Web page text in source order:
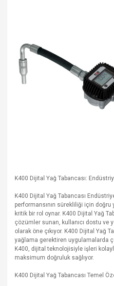
K400 Dijital Yağ Tabancası:
K400 Dijital Yağ Tabancası
performansının sürekliliği için
kritik bir rol oynar. K400 Dijital Yağ
çözümler sunan, kullanıcı dostu ve
olarak öne çıkıyor. K400 Dijital Yağ
yağlama gerektiren uygulamalarda
K400, dijital teknolojisiyle işleri
maksimum doğruluk sağlıyor.
K400 Dijital Yağ Tabancası Temel